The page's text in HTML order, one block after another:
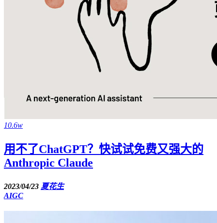
10.6w
用不了ChatGPT？快试试免费又强大的
Anthropic Claude
2023/04/23 夏花生
AIGC